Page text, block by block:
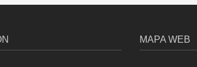
MAPA WEB